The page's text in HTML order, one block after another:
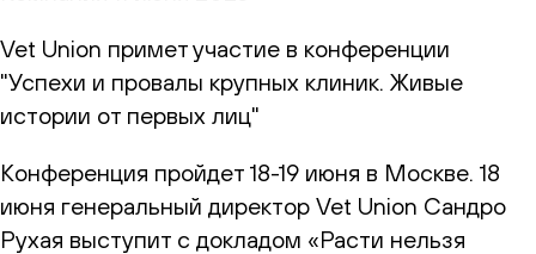
Vet Union примет участие в конференции
"Успехи и провалы крупных клиник. Живые
истории от первых лиц"
Конференция пройдет 18-19 июня в Москве. 18
июня генеральный директор Vet Union Сандро
Рухая выступит с докладом «Расти нельзя